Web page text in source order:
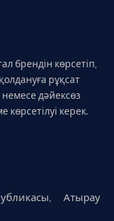
брендін көрсетіп,
рұқсат
немесе дәйексөз
көрсетілуі керек.
Атырау